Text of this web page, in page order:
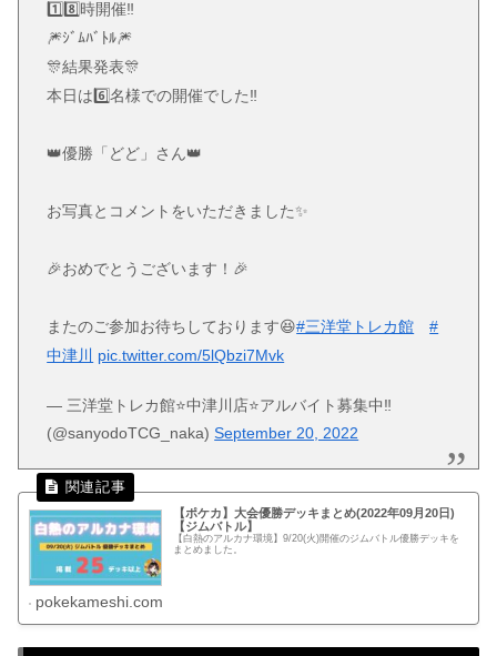
1️⃣8️⃣時開催‼️
🎆ｼﾞﾑﾊﾞﾄﾙ🎆
🎊結果発表🎊
本日は6️⃣名様での開催でした‼️
👑優勝「どど」さん👑
お写真とコメントをいただきました✨
🎉おめでとうございます！🎉
またのご参加お待ちしております😆#三洋堂トレカ館
#
中津川
pic.twitter.com/5lQbzi7Mvk
— 三洋堂トレカ館⭐️中津川店⭐️アルバイト募集中‼️
(@sanyodoTCG_naka)September 20, 2022
【ポケカ】大会優勝デッキまとめ(2022年09月20日)
【ジムバトル】
【白熱のアルカナ環境】9/20(火)開催のジムバトル優勝デッキを
まとめました。
pokekameshi.com